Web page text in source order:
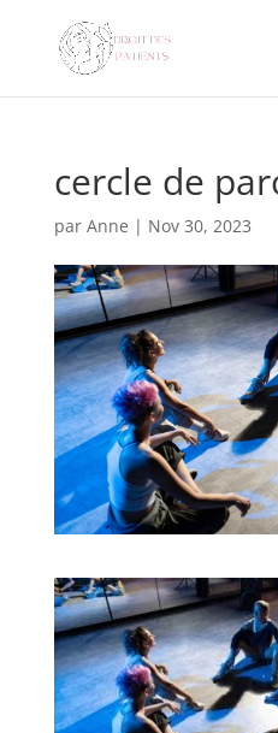
cercle de
par Anne | Nov 30, 2023